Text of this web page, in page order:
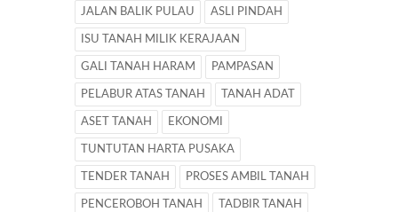
JALAN BALIK PULAU ASLI PINDAH
ISU TANAH MILIK KERAJAAN
GALI TANAH HARAM PAMPASAN
PELABUR ATAS TANAH TANAH ADAT
ASET TANAH EKONOMI
TUNTUTAN HARTA PUSAKA
TENDER TANAH PROSES AMBIL TANAH
PENCEROBOH TANAH TADBIR TANAH